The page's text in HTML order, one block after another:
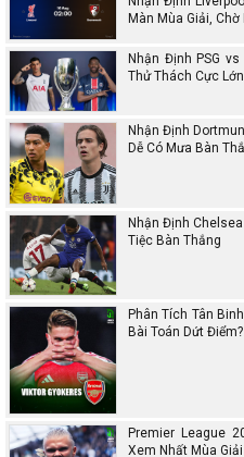
Màn Mùa Giải,
Nhận Định PSG
Thử Thách Cực
Nhận Định
Dễ Có Mưa Bàn
Nhận Định
Tiệc Bàn Thắng
Phân Tích Tân
Bài Toán Dứt Điểm?
Premier League
Xem Nhất Mùa